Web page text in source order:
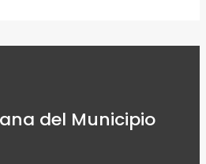
del Municipio